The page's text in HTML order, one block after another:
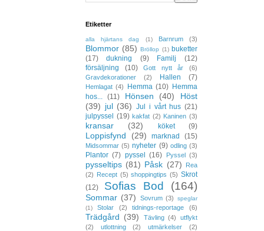
Etiketter
alla hjärtans dag (1) Barnrum (3)
Blommor (85) Bröllop (1) buketter
(17)
dukning (9) Familj
(12)
försäljning
(10) Gott nytt år
(6)
Gravdekorationer
(2) Hallen (7)
Hemlagat (4) Hemma (10) Hemma
hos...
(11) Hönsen (40)
Höst
(39) jul (36) Jul i vårt hus (21)
julpyssel
(19) kakfat (2) Kaninen (3)
kransar (32) köket (9)
Loppisfynd (29) marknad (15)
Midsommar (5) nyheter (9) odling (3)
Plantor (7) pyssel (16) Pyssel (3)
pysseltips (81) Påsk (27)
Rea
(2) Recept (5) shoppingtips (5) Skrot
(12)
Sofias Bod (164)
Sommar (37) Sovrum (3)
speglar
(1)
Stolar (2) tidnings-reportage (6)
Trädgård (39) Tävling (4)
utflykt
(2)
utlottning (2) utmärkelser (2)